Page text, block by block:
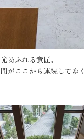
あふれる意匠。
がここから連続してゆく